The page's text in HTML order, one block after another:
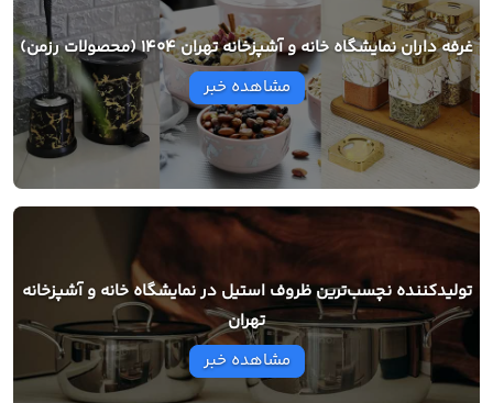
غرفه داران نمایشگاه خانه و آشپزخانه تهران 1404 (محصولات رزمن)
مشاهده خبر
تولیدکننده نچسب‌ترین ظروف استیل در نمایشگاه خانه و آشپزخانه
تهران
مشاهده خبر